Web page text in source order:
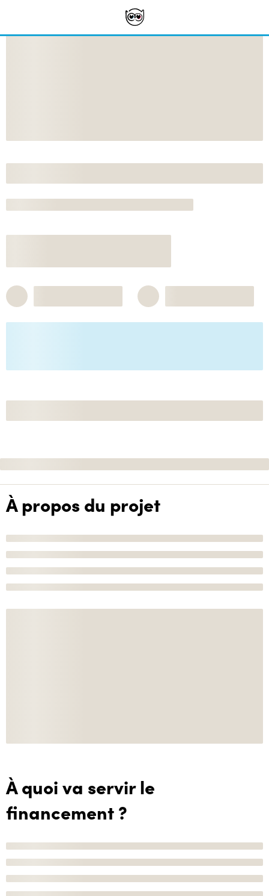
À propos du projet
À quoi va servir le
financement ?